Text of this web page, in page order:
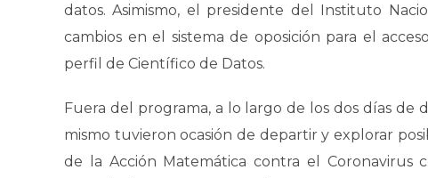
datos. Asimismo, el presidente del Instituto
cambios en el sistema de oposición para el
perfil de Científico de Datos.
Fuera del programa, a lo largo de los dos días de
mismo tuvieron ocasión de departir y explorar
de la Acción Matemática contra el Coronavirus